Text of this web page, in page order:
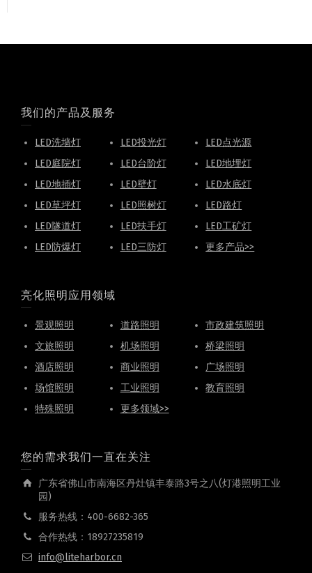
我们的产品及服务
LED洗墙灯 LED投光灯
LED点光源
LED庭院灯
LED台阶灯
LED地埋灯
LED地插灯
LED壁灯
LED水底灯
LED草坪灯
LED照树灯
LED路灯
LED隧道灯
LED扶手灯
LED工矿灯
LED防爆灯
LED三防灯 更多产品>>
亮化照明应用领域
景观照明 道路照明
市政建筑照明
文旅照明
机场照明
桥梁照明
酒店照明
商业照明
广场照明
场馆照明
工业照明
教育照明
特殊照明
更多领域>>
您的需求我们一直在关注
广东省佛山市南海区丹灶镇丰泰路3号之八(灯港照明工业
园)
服务热线：400-6682-365
合作热线：18927235819
info@liteharbor.cn